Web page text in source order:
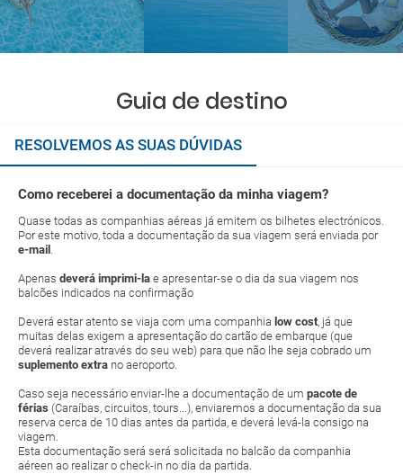
Guia de destino
RESOLVEMOS AS SUAS DÚVIDAS
Como receberei a documentação da minha viagem?
Quase todas as companhias aéreas já emitem os bilhetes electrónicos.
Por este motivo, toda a documentação da sua viagem será enviada por
e-mail .
Apenas deverá imprimi-la e apresentar-se o dia da sua viagem nos
balcões indicados na confirmação
Deverá estar atento se viaja com uma companhia low cost, já que
muitas delas exigem a apresentação do cartão de embarque (que
deverá realizar através do seu web) para que não lhe seja cobrado um
suplemento extra no aeroporto.
Caso seja necessário enviar-lhe a documentação de um pacote de
férias (Caraíbas, circuitos, tours...), enviaremos a documentação da sua
reserva cerca de 10 dias antes da partida, e deverá levá-la consigo na
viagem.
Esta documentação será será solicitada no balcão da companhia
aéreen ao realizar o check-in no dia da partida.